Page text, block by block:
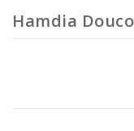
Hamdia